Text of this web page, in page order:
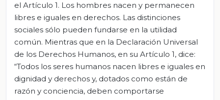
el Artículo 1. Los hombres nacen y permanecen
libres e iguales en derechos. Las distinciones
sociales sólo pueden fundarse en la utilidad
común. Mientras que en la Declaración Universal
de los Derechos Humanos, en su Artículo 1, dice:
“Todos los seres humanos nacen libres e iguales en
dignidad y derechos y, dotados como están de
razón y conciencia, deben comportarse